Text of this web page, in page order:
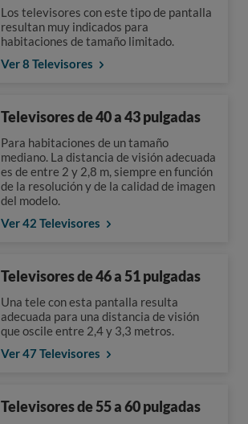
Los televisores con este tipo de pantalla
resultan muy indicados para
habitaciones de tamaño limitado.
Ver 8 Televisores
Televisores de 40 a 43 pulgadas
Para habitaciones de un tamaño
mediano. La distancia de visión adecuada
es de entre 2 y 2,8 m, siempre en función
de la resolución y de la calidad de imagen
del modelo.
Ver 42 Televisores
Televisores de 46 a 51 pulgadas
Una tele con esta pantalla resulta
adecuada para una distancia de visión
que oscile entre 2,4 y 3,3 metros.
Ver 47 Televisores
Televisores de 55 a 60 pulgadas